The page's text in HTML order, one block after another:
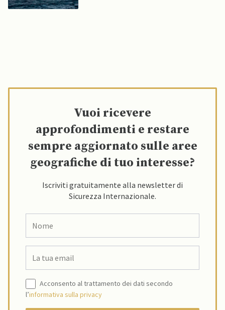
Vuoi ricevere
approfondimenti e restare
sempre aggiornato sulle aree
geografiche di tuo interesse?
Iscriviti gratuitamente alla newsletter di
Sicurezza Internazionale.
Acconsento al trattamento dei dati secondo
l’informativa sulla privacy